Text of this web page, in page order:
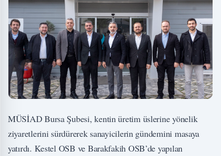
MÜSİAD Bursa Şubesi, kentin üretim üslerine yönelik
ziyaretlerini sürdürerek sanayicilerin gündemini masaya
yatırdı. Kestel OSB ve Barakfakih OSB’de yapılan